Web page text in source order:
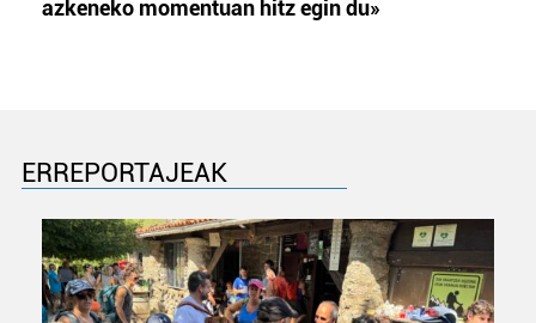
azkeneko momentuan hitz egin du»
ERREPORTAJEAK